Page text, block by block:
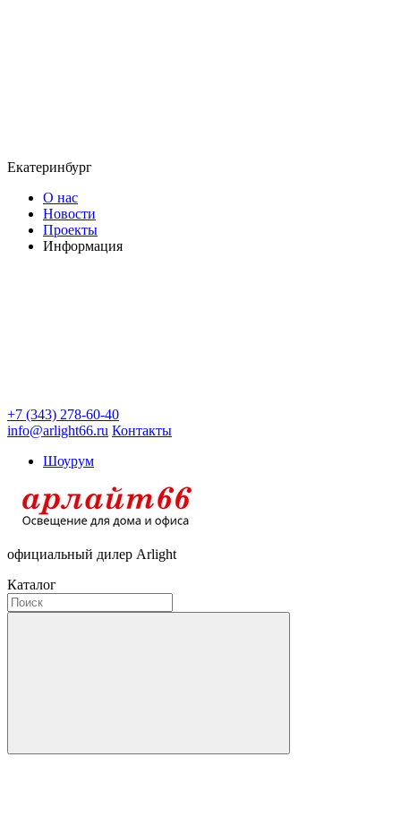
Екатеринбург
О нас
Новости
Проекты
Информация
+7 (343) 278-60-40
info@arlight66.ru Контакты
Шоурум
официальный дилер Arlight
Каталог